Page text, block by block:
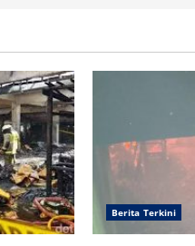
Berita Terkini